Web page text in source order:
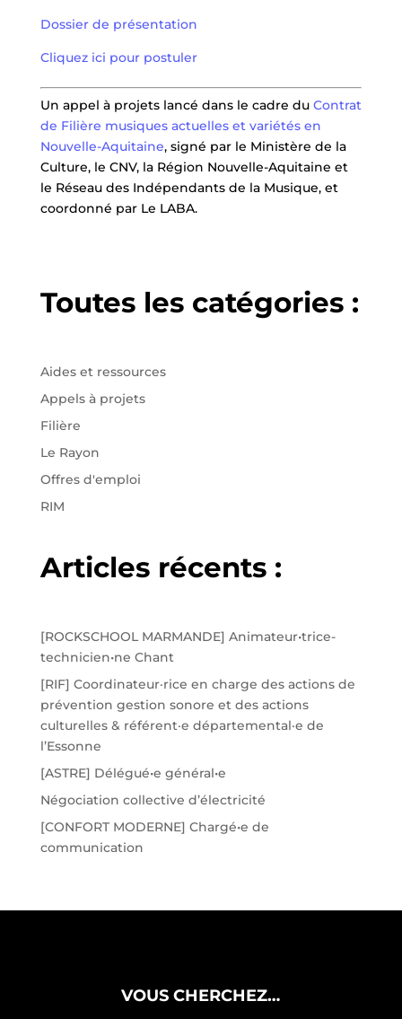
Dossier de présentation
Cliquez ici pour postuler
Un appel à projets lancé dans le cadre du Contrat
de Filière musiques actuelles et variétés en
Nouvelle-Aquitaine, signé par le Ministère de la
Culture, le CNV, la Région Nouvelle-Aquitaine et
le Réseau des Indépendants de la Musique, et
coordonné par Le LABA.
Toutes les catégories :
Aides et ressources
Appels à projets
Filière
Le Rayon
Offres d'emploi
RIM
Articles récents :
[ROCKSCHOOL MARMANDE] Animateur•trice-
technicien•ne Chant
[RIF] Coordinateur·rice en charge des actions de
prévention gestion sonore et des actions
culturelles & référent·e départemental·e de
l’Essonne
[ASTRE] Délégué•e général•e
Négociation collective d’électricité
[CONFORT MODERNE] Chargé•e de
communication
VOUS CHERCHEZ…